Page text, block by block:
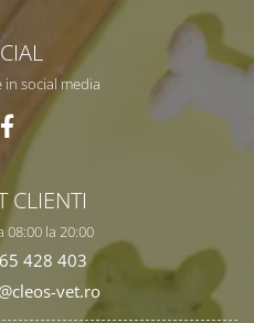
in social media
CLIENTI
08:00 la 20:00
428 403
vet.ro